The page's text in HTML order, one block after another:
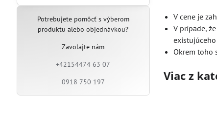
V cene je
V prípade,
Okrem toho
Viac z
Potrebujete pomôcť s výberom
produktu alebo objednávkou?
Zavolajte nám
+42154474 63 07
0918 750 197